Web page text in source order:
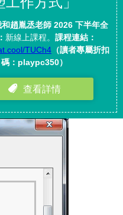
音樂檔案資料夾，它
夾 ，所以你可以設定抓
mp3 player就會把裡